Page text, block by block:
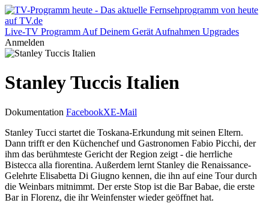
Live-TV Programm Auf Deinem Gerät Aufnahmen Upgrades
Anmelden
Stanley Tuccis Italien
Dokumentation FacebookXE-Mail
Stanley Tucci startet die Toskana-Erkundung mit seinen Eltern.
Dann trifft er den Küchenchef und Gastronomen Fabio Picchi, der
ihm das berühmteste Gericht der Region zeigt - die herrliche
Bistecca alla fiorentina. Außerdem lernt Stanley die Renaissance-
Gelehrte Elisabetta Di Giugno kennen, die ihn auf eine Tour durch
die Weinbars mitnimmt. Der erste Stop ist die Bar Babae, die erste
Bar in Florenz, die ihr Weinfenster wieder geöffnet hat.